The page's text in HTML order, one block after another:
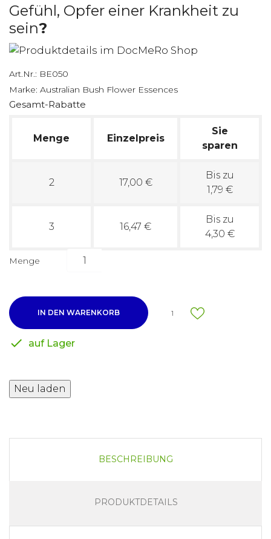
Gefühl, Opfer einer Krankheit zu
sein?
Art.Nr.: BE050
Marke: Australian Bush Flower Essences
Gesamt-Rabatte
Menge Einzelpreis
Sie
sparen
2 17,00 €
Bis zu
1,79 €
3 16,47 €
Bis zu
4,30 €
Menge
IN DEN WARENKORB 1
 auf Lager
BESCHREIBUNG
PRODUKTDETAILS